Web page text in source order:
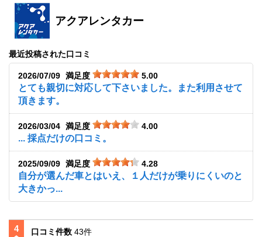
アクアレンタカー
最近投稿された口コミ
2026/07/09 満足度 5.00
とても親切に対応して下さいました。また利用させて
頂きます。
2026/03/04 満足度 4.00
... 採点だけの口コミ。
2025/09/09 満足度 4.28
自分が選んだ車とはいえ、１人だけが乗りにくいのと
大きかっ...
口コミ件数 43件
4